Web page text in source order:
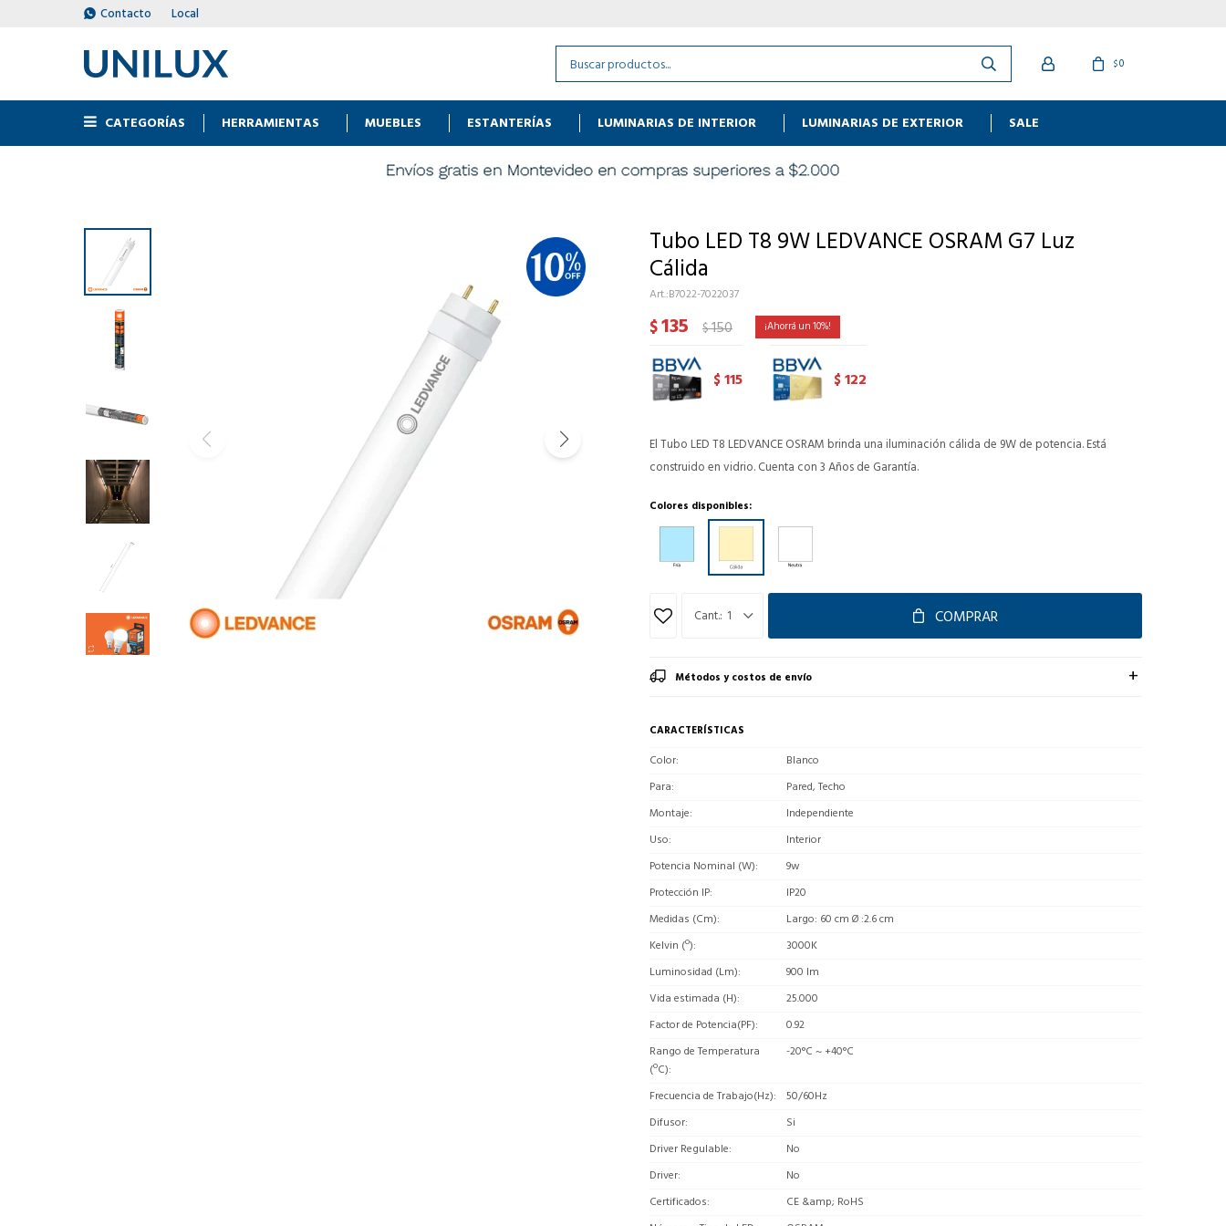
CATEGORÍAS HERRAMIENTAS MUEBLES ESTANTERÍAS LUMINARIAS DE INTERIOR LUMINARIAS DE EXTERIOR SALE
$0
Contacto Local
Tubo LED T8 9W LEDVANCE OSRAM G7 Luz
Cálida
B7022-7022037
$135 $150 10
$115 $122
El Tubo LED T8 LEDVANCE OSRAM brinda una iluminación cálida de 9W de potencia. Está
construido en vidrio. Cuenta con 3 Años de Garantía.
Colores disponibles:
1 COMPRAR
Métodos y costos de envío
CARACTERÍSTICAS
Color
Blanco
Para
Pared, Techo
Montaje
Independiente
Uso
Interior
Potencia Nominal (W)
9w
Protección IP
IP20
Medidas (Cm)
Largo: 60 cm Ø :2.6 cm
Kelvin (º)
3000K
Luminosidad (Lm)
900 lm
Vida estimada (H)
25.000
Factor de Potencia(PF)
0.92
Rango de Temperatura
(ºC)
-20°C ~ +40°C
Frecuencia de Trabajo(Hz)
50/60Hz
Difusor
Si
Driver Regulable
No
Driver
No
Certificados
CE &amp; RoHS